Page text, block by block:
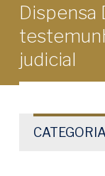
Dispensa
judicial